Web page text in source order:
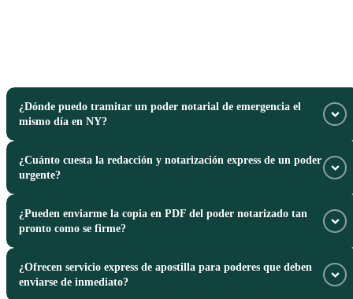
¿Dónde puedo tramitar un poder notarial de emergencia el
mismo día en NY?
Ven directamente a nuestra oficina en 3103 51st Street, Woodside,
Queens, NY o llama de urgencia al 347-695-3117 para atención
¿Cuánto cuesta la redacción y notarización express de un poder
urgente?
Ofrecemos tarifas competitivas para trámites urgenciados. Llámanos por
teléfono para indicarte el valor según la complejidad del poder.
¿Pueden enviarme la copia en PDF del poder notarizado tan
pronto como se firme?
Sí, una vez firmado y notarizado el documento, te enviamos una copia
escaneada en alta resolución por correo electrónico o WhatsApp.
¿Ofrecen servicio express de apostilla para poderes que deben
enviarse de inmediato?